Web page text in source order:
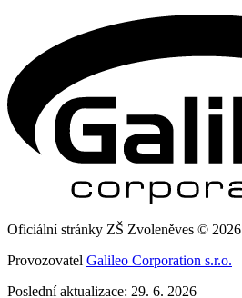
Oficiální stránky ZŠ Zvoleněves © 2026
Provozovatel Galileo Corporation s.r.o.
Poslední aktualizace: 29. 6. 2026